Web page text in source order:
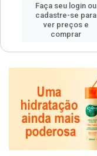
Faça seu login ou
cadastre-se para
ver preços e
comprar